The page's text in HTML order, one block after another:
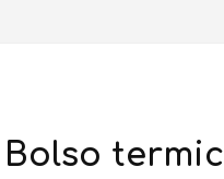
bolso